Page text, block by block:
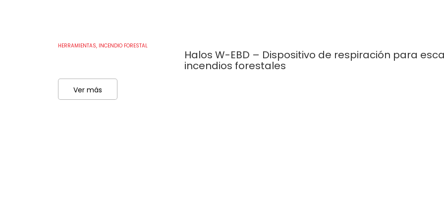
HERRAMIENTAS, INCENDIO FORESTAL
Halos W-EBD – Dispositivo de respiración para
incendios forestales
Ver más